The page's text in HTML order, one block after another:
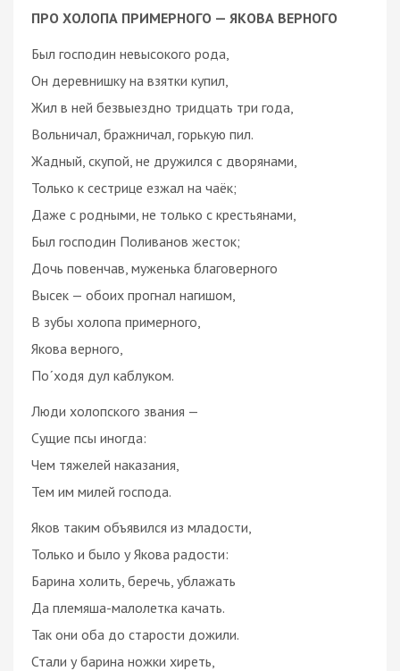
ПРО ХОЛОПА ПРИМЕРНОГО — ЯКОВА ВЕРНОГО
Был господин невысокого рода,
Он деревнишку на взятки купил,
Жил в ней безвыездно тридцать три года,
Вольничал, бражничал, горькую пил.
Жадный, скупой, не дружился с дворянами,
Только к сестрице езжал на чаёк;
Даже с родными, не только с крестьянами,
Был господин Поливанов жесток;
Дочь повенчав, муженька благоверного
Высек — обоих прогнал нагишом,
В зубы холопа примерного,
Якова верного,
Поˊходя дул каблуком.
Люди холопского звания —
Сущие псы иногда:
Чем тяжелей наказания,
Тем им милей господа.
Яков таким объявился из младости,
Только и было у Якова радости:
Барина холить, беречь, ублажать
Да племяша-малолетка качать.
Так они оба до старости дожили.
Стали у барина ножки хиреть,